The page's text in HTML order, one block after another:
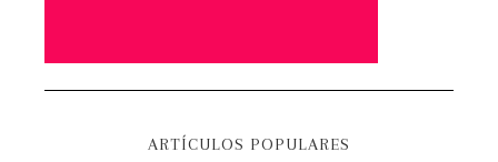
ARTÍCULOS POPULARES